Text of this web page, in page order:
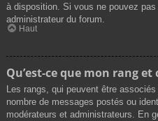
à disposition. Si vous ne pouvez
administrateur du forum.
Haut
Qu’est-ce que mon rang
Les rangs, qui peuvent être
nombre de messages postés ou
modérateurs et administrateurs. En